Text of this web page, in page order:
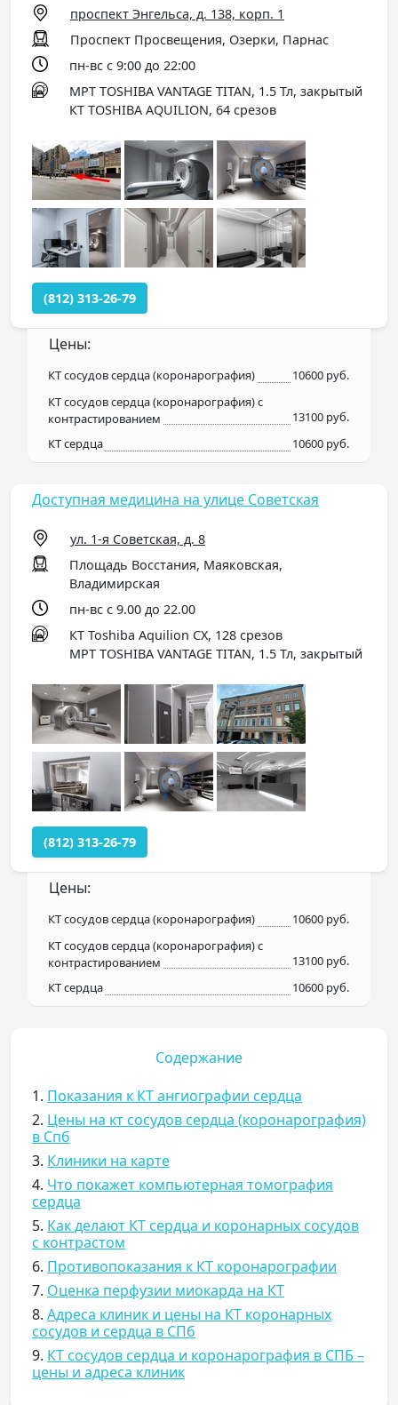
проспект Энгельса, д. 138, корп. 1
Проспект Просвещения, Озерки, Парнас
пн-вс с 9:00 до 22:00
МРТ TOSHIBA VANTAGE TITAN, 1.5 Тл, закрытый
КТ TOSHIBA AQUILION, 64 срезов
(812) 313-26-79
Цены:
КТ сосудов сердца (коронарография)
10600 руб.
КТ сосудов сердца (коронарография) с
контрастированием
13100 руб.
КТ сердца
10600 руб.
Доступная медицина на улице Советская
ул. 1-я Советская, д. 8
Площадь Восстания, Маяковская,
Владимирская
пн-вс с 9.00 до 22.00
КТ Toshiba Aquilion CX, 128 срезов
МРТ TOSHIBA VANTAGE TITAN, 1.5 Тл, закрытый
(812) 313-26-79
Цены:
КТ сосудов сердца (коронарография)
10600 руб.
КТ сосудов сердца (коронарография) с
контрастированием
13100 руб.
КТ сердца
10600 руб.
Содержание
1. Показания к КТ ангиографии сердца
2. Цены на кт сосудов сердца (коронарография)
в Спб
3. Клиники на карте
4. Что покажет компьютерная томография
сердца
5. Как делают КТ сердца и коронарных сосудов
с контрастом
6. Противопоказания к КТ коронарографии
7. Оценка перфузии миокарда на КТ
8. Адреса клиник и цены на КТ коронарных
сосудов и сердца в СПб
9. КТ сосудов сердца и коронарография в СПБ –
цены и адреса клиник